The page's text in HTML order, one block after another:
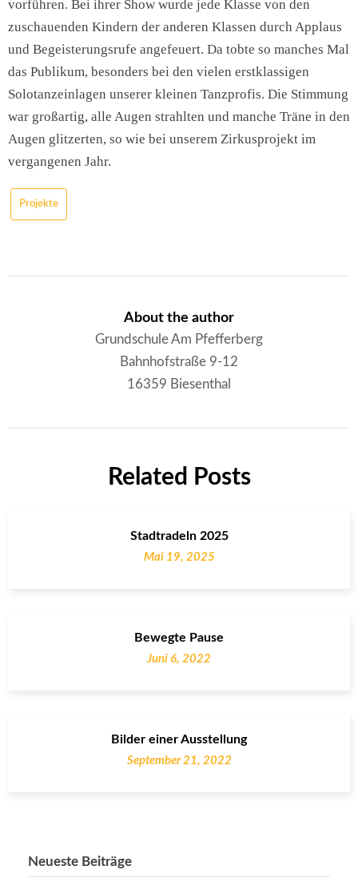
vorführen. Bei ihrer Show wurde jede Klasse von den
zuschauenden Kindern der anderen Klassen durch Applaus
und Begeisterungsrufe angefeuert. Da tobte so manches Mal
das Publikum, besonders bei den vielen erstklassigen
Solotanzeinlagen unserer kleinen Tanzprofis. Die Stimmung
war großartig, alle Augen strahlten und manche Träne in den
Augen glitzerten, so wie bei unserem Zirkusprojekt im
vergangenen Jahr.
Projekte
About the author
Grundschule Am Pfefferberg
Bahnhofstraße 9-12
16359 Biesenthal
Related Posts
Stadtradeln 2025
Mai 19, 2025
Bewegte Pause
Juni 6, 2022
Bilder einer Ausstellung
September 21, 2022
Neueste Beiträge